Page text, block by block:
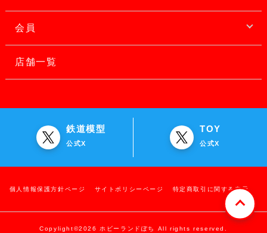
会員
店舗一覧
鉄道模型
公式X
TOY
公式X
個人情報保護方針ページ サイトポリシーページ 特定商取引に関する表示
Copylight©2026 ホビーランドぽち All rights reserved.